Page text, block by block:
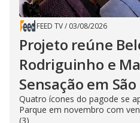
FEED TV/ 03/08/2026
Projeto reúne
Rodriguinho e
Sensação em
Quatro ícones do pagode se
Parque em novembro com
(3)